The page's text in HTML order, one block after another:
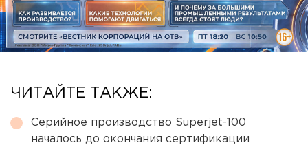
ЧИТАЙТЕ ТАКЖЕ:
Серийное производство Superjet-100
началось до окончания сертификации